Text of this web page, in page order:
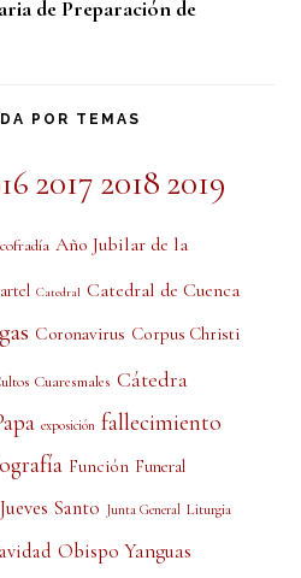
de Preparación de
POR TEMAS
2017 2018 2019
Año Jubilar de la
Catedral Catedral de Cuenca
Coronavirus Corpus Christi
Cuaresmales Cátedra
exposición fallecimiento
Función Funeral
Jueves Santo Junta General Liturgia
Obispo Yanguas